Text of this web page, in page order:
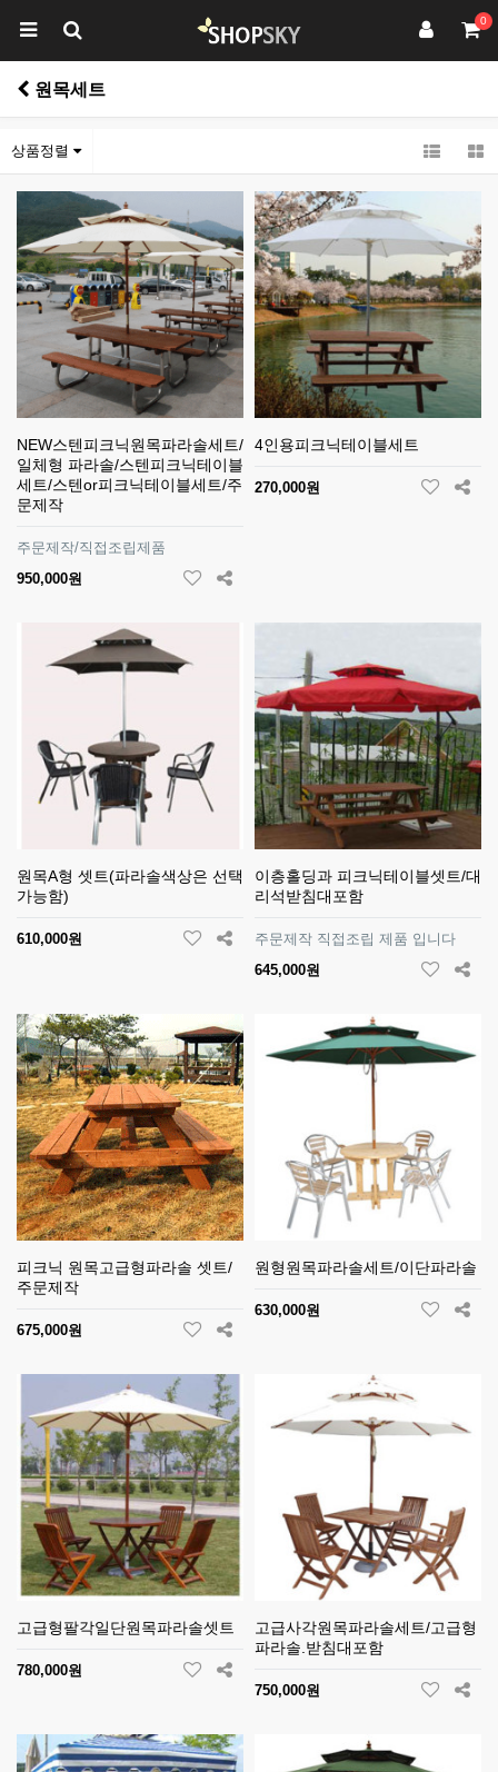
0
원목세트
상품정렬
NEW스텐피크닉원목파라솔세트/
일체형 파라솔/스텐피크닉테이블
세트/스텐or피크닉테이블세트/주
문제작
주문제작/직접조립제품
950,000원
4인용피크닉테이블세트
270,000원
원목A형 셋트(파라솔색상은 선택
가능함)
610,000원
이층홀딩과 피크닉테이블셋트/대
리석받침대포함
주문제작 직접조립 제품 입니다
645,000원
피크닉 원목고급형파라솔 셋트/
주문제작
675,000원
원형원목파라솔세트/이단파라솔
630,000원
고급형팔각일단원목파라솔셋트
780,000원
고급사각원목파라솔세트/고급형
파라솔.받침대포함
750,000원